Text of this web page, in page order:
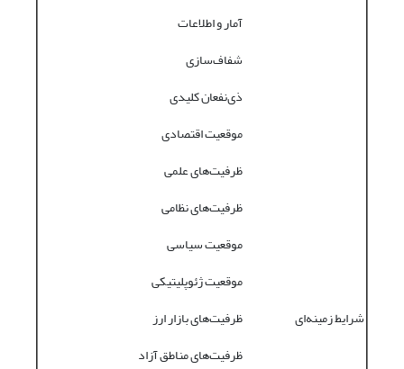
آمار و اطلاعات
شفاف‌سازی
ذی‌نفعان کلیدی
شرایط زمینه‌ای
موقعیت اقتصادی
ظرفیت‌های علمی
ظرفیت‌های نظامی
موقعیت سیاسی
موقعیت ژئوپلیتیکی
ظرفیت‌های بازار ارز
ظرفیت‌های مناطق آزاد